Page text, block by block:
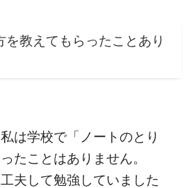
を教えてもらったことあり
は学校で「ノートのとり
たことはありません。
夫して勉強していました